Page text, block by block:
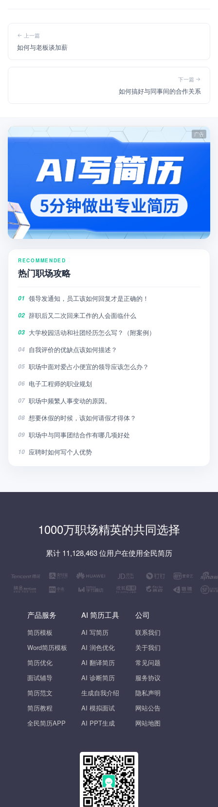
上一篇
如何与老板谈加薪
下一篇
如何搞好与同事间的合作关系
RECOMMENDED
热门职场攻略
01 领导发通知，员工该如何回复才是正确的！
02 辞职后又二次回来工作的人会面临什么
03 大学校园活动和社团经历怎么写？（附案例）
04 自我评价的优缺点该如何描述？
05 职场中面对爱占小便宜的领导应该怎么办？
06 电子工程师的职业规划
07 职场中频繁人事变动的原因。
08 想要休假的时候，该如何请假才得体？
09 职场中与同事团结合作有哪几项好处
10 应聘时如何写个人优势
1000万职场精英的共同选择
累计 11,128,463 位用户在使用全民简历
产品服务
简历模板
Word简历模板
简历优化
面试辅导
简历范文
简历教程
全民简历APP
AI 简历工具
AI 写简历
AI 润色优化
AI 翻译简历
AI 诊断简历
生成自我介绍
AI 模拟面试
AI PPT生成
公司
联系我们
关于我们
常见问题
服务协议
隐私声明
网站公告
网站地图